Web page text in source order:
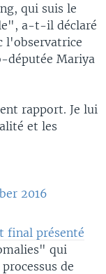
qui suis le
a-t-il déclaré
l'observatrice
députée Mariya
rapport. Je lui
et les
2016
final présenté
qui
de